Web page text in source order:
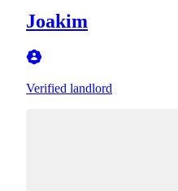
Joakim
Verified landlord